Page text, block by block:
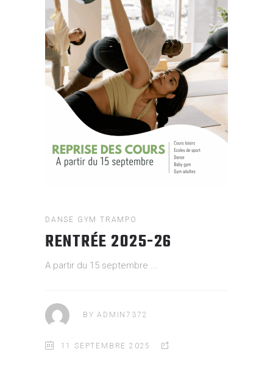
DANSE GYM TRAMPO
RENTRÉE 2025-26
A partir du 15 septembre
BY ADMIN7372
11 SEPTEMBRE 2025